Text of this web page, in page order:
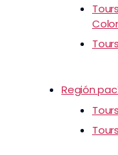
Región